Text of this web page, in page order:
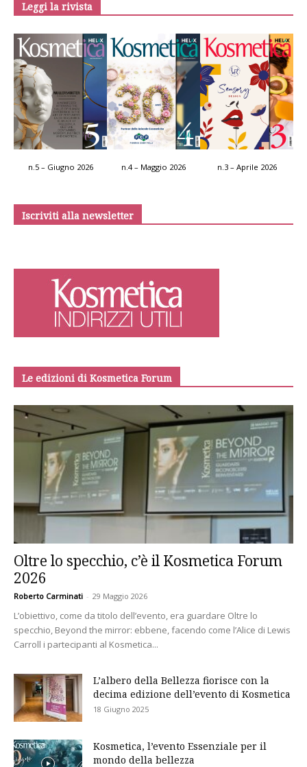
Leggi la rivista
n.5 – Giugno 2026 n.4 – Maggio 2026 n.3 – Aprile 2026
Iscriviti alla newsletter
Le edizioni di Kosmetica Forum
Oltre lo specchio, c’è il Kosmetica Forum
2026
Roberto Carminati - 29 Maggio 2026
L’obiettivo, come da titolo dell’evento, era guardare Oltre lo
specchio, Beyond the mirror: ebbene, facendo come l’Alice di Lewis
Carroll i partecipanti al Kosmetica...
L’albero della Bellezza fiorisce con la
decima edizione dell’evento di Kosmetica
18 Giugno 2025
Kosmetica, l’evento Essenziale per il
mondo della bellezza